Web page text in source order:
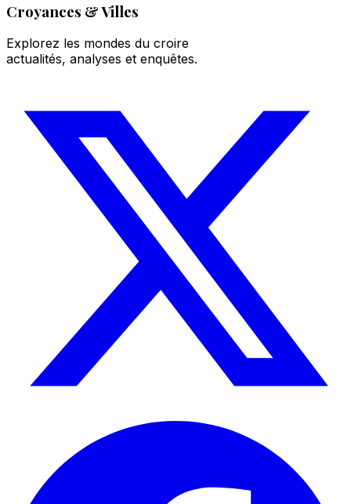
Croyances & Villes
Explorez les mondes du croire
actualités, analyses et enquêtes.